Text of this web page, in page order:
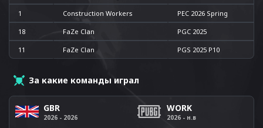
1 Construction Workers PEC 2026 Spring
18 FaZe Clan PGC 2025
11 FaZe Clan PGS 2025 P10
За какие команды играл
GBR
2026 - 2026
WORK
2026 - н.в